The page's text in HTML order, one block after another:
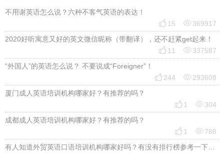
不用谢英语怎么说？六种不客气英语的表达！
 15 369917
2020好听寓意又好的英文微信昵称（带翻译），还不赶紧get起来！
 11 337587
“外国人”的英语怎么说？ 不要说成“Foreigner”！
 244 293608
厦门成人英语培训机构哪家好？有推荐的吗？
 1 304
成都成人英语培训机构哪家好？有推荐的吗？
 1 788